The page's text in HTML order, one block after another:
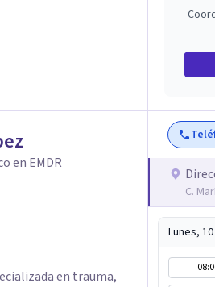
en EMDR
en trauma,
C.
Lunes,